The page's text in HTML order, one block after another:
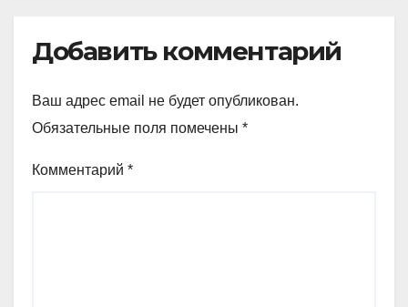
Добавить комментарий
Ваш адрес email не будет опубликован.
Обязательные поля помечены *
Комментарий *